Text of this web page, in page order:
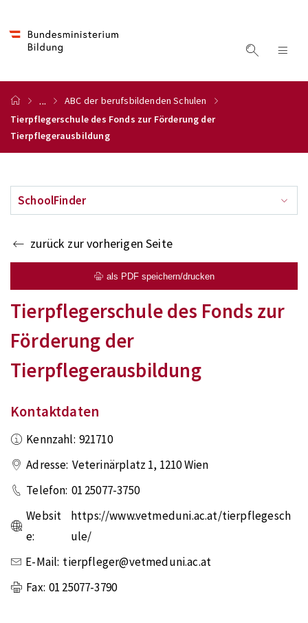
...
ABC der berufsbildenden Schulen
Tierpflegerschule des Fonds zur Förderung der
Tierpflegerausbildung
SchoolFinder
zurück zur vorherigen Seite
als PDF speichern/drucken
Tierpflegerschule des Fonds zur
Förderung der
Tierpflegerausbildung
Kontaktdaten
Kennzahl: 921710
Adresse: Veterinärplatz 1, 1210Wien
Telefon: 01 25077-3750
Websit
e:
https://www.vetmeduni.ac.at/tierpflegesch
ule/
E-Mail: tierpfleger@vetmeduni.ac.at
Fax: 01 25077-3790